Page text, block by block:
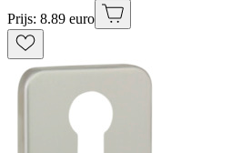
Prijs: 8.89 euro